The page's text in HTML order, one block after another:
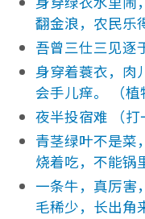
翻金浪，农民乐
吾曾三仕三见逐
身穿着蓑衣，肉
会手儿痒。 （植
夜半投宿难 （打
青茎绿叶不是菜
烧着吃，不能锅
一条牛，真厉害
毛稀少，长出角